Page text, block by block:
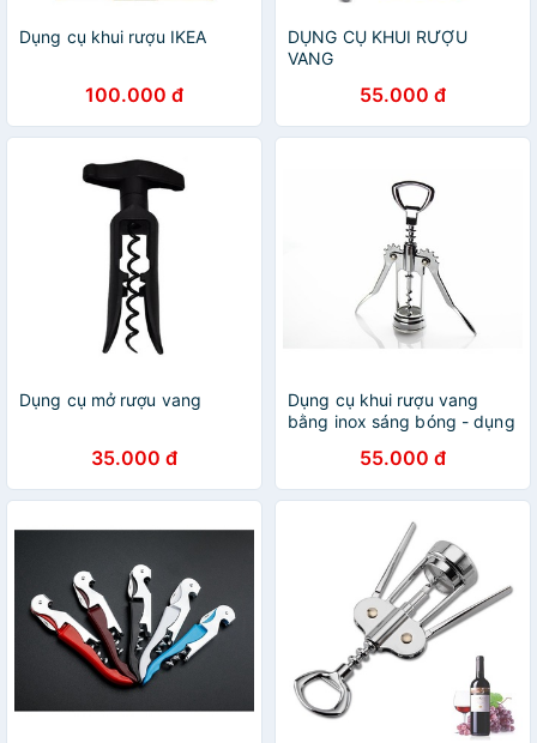
Dụng cụ khui rượu IKEA
100.000 đ
DỤNG CỤ KHUI RƯỢU
VANG
55.000 đ
Dụng cụ mở rượu vang
35.000 đ
Dụng cụ khui rượu vang
bằng inox sáng bóng - dụng
55.000 đ